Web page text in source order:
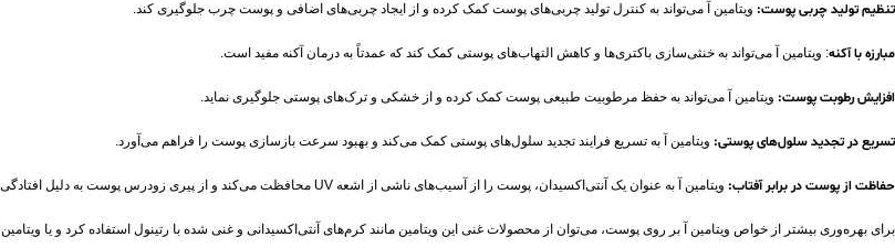
تنظیم تولید چربی پوست: ویتامین آ می‌تواند به کنترل تولید چربی‌های پوست کمک کرده و از ایجاد چربی‌های اضافی و پوست چرب جلوگیری کند.
مبارزه با آکنه: ویتامین آ می‌تواند به خنثی‌سازی باکتری‌ها و کاهش التهاب‌های پوستی کمک کند که عمدتاً به درمان آکنه مفید است.
افزایش رطوبت پوست: ویتامین آ می‌تواند به حفظ مرطوبیت طبیعی پوست کمک کرده و از خشکی و ترک‌های پوستی جلوگیری نماید.
تسریع در تجدید سلول‌های پوستی: ویتامین آ به تسریع فرایند تجدید سلول‌های پوستی کمک می‌کند و بهبود سرعت بازسازی پوست را فراهم می‌آورد.
حفاظت از پوست در برابر آفتاب: ویتامین آ به عنوان یک آنتی‌اکسیدان، پوست را از آسیب‌های ناشی از اشعه UV محافظت می‌کند و از پیری زودرس پوست به دلیل افتادگی کلاژنی جلوگیری می‌کند.
برای بهره‌وری بیشتر از خواص ویتامین آ بر روی پوست، می‌توان از محصولات غنی این ویتامین مانند کرم‌های آنتی‌اکسیدانی و غنی شده با رتینول استفاده کرد و یا ویتامین A را به صورت مکمل مصرف نمود.